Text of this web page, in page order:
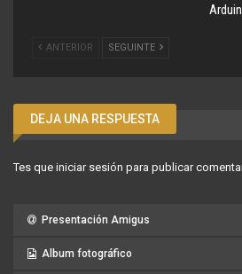
ANTERIOR SEGUINTE
DEJA UNA RESPUESTA
Tes que iniciar sesión para publicar
Presentación Amigus
Album fotográfico